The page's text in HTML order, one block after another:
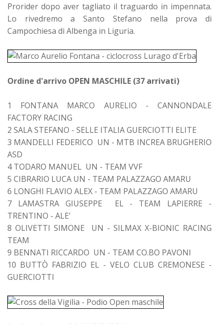
Prorider dopo aver tagliato il traguardo in impennata.
Lo rivedremo a Santo Stefano nella prova di
Campochiesa di Albenga in Liguria.
Ordine d'arrivo OPEN MASCHILE (37 arrivati)
1 FONTANA MARCO AURELIO - CANNONDALE
FACTORY RACING
2 SALA STEFANO - SELLE ITALIA GUERCIOTTI ELITE
3 MANDELLI FEDERICO UN - MTB INCREA BRUGHERIO
ASD
4 TODARO MANUEL UN - TEAM VVF
5 CIBRARIO LUCA UN - TEAM PALAZZAGO AMARU
6 LONGHI FLAVIO ALEX - TEAM PALAZZAGO AMARU
7 LAMASTRA GIUSEPPE EL - TEAM LAPIERRE -
TRENTINO - ALE'
8 OLIVETTI SIMONE UN - SILMAX X-BIONIC RACING
TEAM
9 BENNATI RICCARDO UN - TEAM CO.BO PAVONI
10 BUTTÒ FABRIZIO EL - VELO CLUB CREMONESE -
GUERCIOTTI